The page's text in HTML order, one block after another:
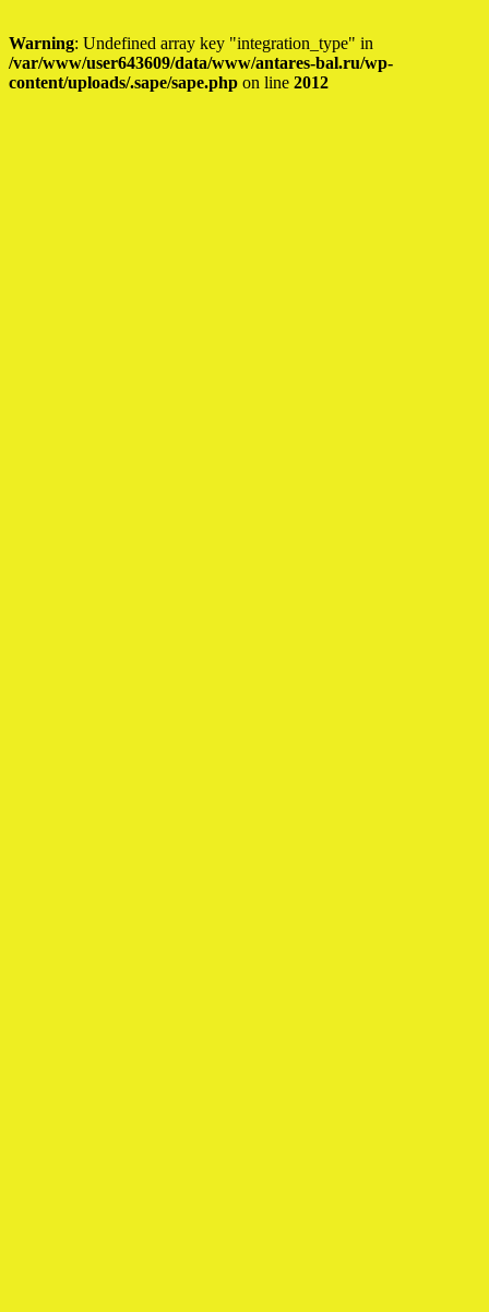
Warning: Undefined array key "integration_type" in
/var/www/user643609/data/www/antares-bal.ru/wp-
content/uploads/.sape/sape.php on line 2012